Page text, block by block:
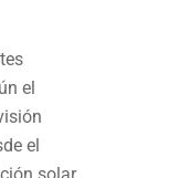
el
el
solar